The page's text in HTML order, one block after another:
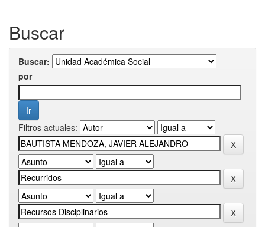
Buscar
Buscar:
por
Filtros actuales: